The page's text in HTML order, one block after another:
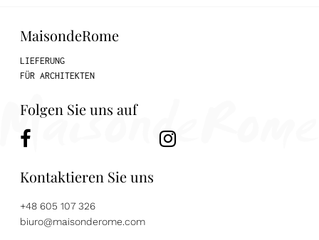
MaisondeRome
LIEFERUNG
FÜR ARCHITEKTEN
Folgen Sie uns auf
Kontaktieren Sie uns
+48 605 107 326
biuro@maisonderome.com